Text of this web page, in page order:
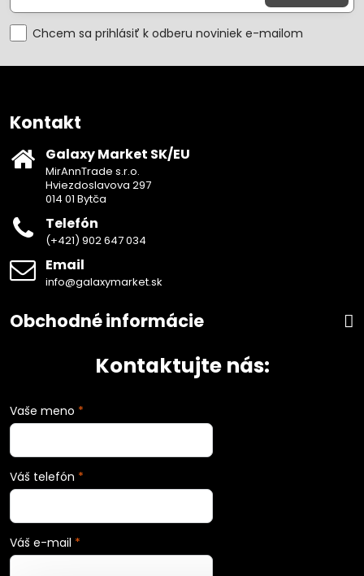
Chcem sa prihlásiť k odberu noviniek e-mailom
Kontakt
Galaxy Market SK/EU
MirAnnTrade s.r.o.
Hviezdoslavova 297
014 01 Bytča
Telefón
(+421) 902 647 034
Email
info@galaxymarket.sk
Obchodné informácie
Kontaktujte nás:
Vaše meno *
Váš telefón *
Váš e-mail *